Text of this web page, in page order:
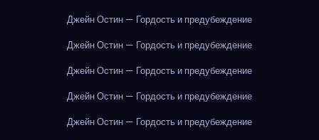
Джейн Остин — Гордость и предубеждение
Джейн Остин — Гордость и предубеждение
Джейн Остин — Гордость и предубеждение
Джейн Остин — Гордость и предубеждение
Джейн Остин — Гордость и предубеждение